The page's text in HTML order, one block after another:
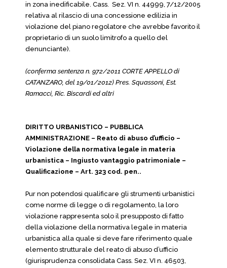
in zona inedificabile. Cass. Sez. VI n. 44999, 7/12/2005
relativa al rilascio di una concessione edilizia in
violazione del piano regolatore che avrebbe favorito il
proprietario di un suolo limitrofo a quello del
denunciante).
(conferma sentenza n. 972/2011 CORTE APPELLO di
CATANZARO, del 19/01/2012) Pres. Squassoni, Est.
Ramacci, Ric. Biscardi ed altri
DIRITTO URBANISTICO – PUBBLICA
AMMINISTRAZIONE – Reato di abuso d’ufficio –
Violazione della normativa legale in materia
urbanistica – Ingiusto vantaggio patrimoniale –
Qualificazione – Art. 323 cod. pen..
Pur non potendosi qualificare gli strumenti urbanistici
come norme di legge o di regolamento, la loro
violazione rappresenta solo il presupposto di fatto
della violazione della normativa legale in materia
urbanistica alla quale si deve fare riferimento quale
elemento strutturale del reato di abuso d’ufficio
(giurisprudenza consolidata Cass. Sez. VI n. 46503,